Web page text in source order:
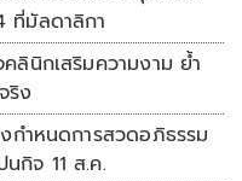
ที่มัลดาลิกา
ลินิกเสริมความงาม ย้ำ
ริง
กำหนดการสวดอภิธรรม
กิจ 11 ส.ค.